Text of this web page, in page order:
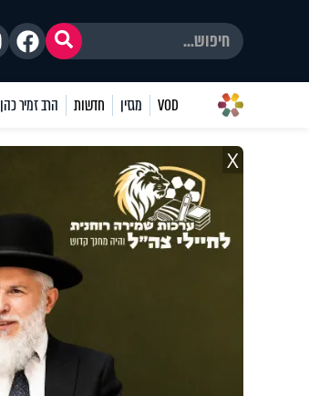
VOD מגזין חדשות הרב זמיר כהן
X